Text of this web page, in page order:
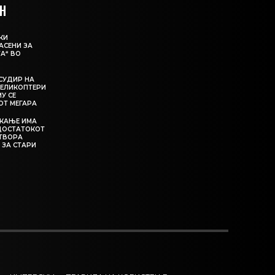
ЗА
ВО
НА
СЕ
МЕГАРА
ИМА
СТАРИ